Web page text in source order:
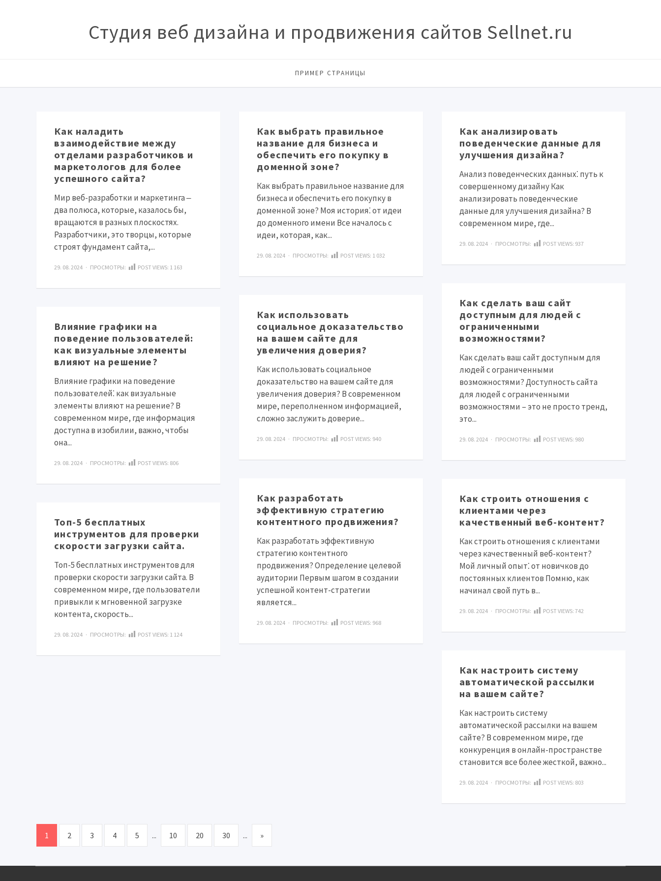
Студия веб дизайна и продвижения сайтов Sellnet.ru
ПРИМЕР СТРАНИЦЫ
Как наладить
взаимодействие между
отделами разработчиков и
маркетологов для более
успешного сайта?
Мир веб-разработки и маркетинга ‒
два полюса, которые, казалось бы,
вращаются в разных плоскостях.
Разработчики, это творцы, которые
строят фундамент сайта,...
29. 08. 2024 · ПРОСМОТРЫ: POST VIEWS: 1 163
Как выбрать правильное
название для бизнеса и
обеспечить его покупку в
доменной зоне?
Как выбрать правильное название для
бизнеса и обеспечить его покупку в
доменной зоне? Моя история⁚ от идеи
до доменного имени Все началось с
идеи, которая, как...
29. 08. 2024 · ПРОСМОТРЫ: POST VIEWS: 1 032
Как анализировать
поведенческие данные для
улучшения дизайна?
Анализ поведенческих данных⁚ путь к
совершенному дизайну Как
анализировать поведенческие
данные для улучшения дизайна? В
современном мире, где...
29. 08. 2024 · ПРОСМОТРЫ: POST VIEWS: 937
Как сделать ваш сайт
доступным для людей с
ограниченными
возможностями?
Как сделать ваш сайт доступным для
людей с ограниченными
возможностями? Доступность сайта
для людей с ограниченными
возможностями – это не просто тренд,
это...
29. 08. 2024 · ПРОСМОТРЫ: POST VIEWS: 980
Как использовать
социальное доказательство
на вашем сайте для
увеличения доверия?
Как использовать социальное
доказательство на вашем сайте для
увеличения доверия? В современном
мире, переполненном информацией,
сложно заслужить доверие...
29. 08. 2024 · ПРОСМОТРЫ: POST VIEWS: 940
Влияние графики на
поведение пользователей:
как визуальные элементы
влияют на решение?
Влияние графики на поведение
пользователей⁚ как визуальные
элементы влияют на решение? В
современном мире, где информация
доступна в изобилии, важно, чтобы
она...
29. 08. 2024 · ПРОСМОТРЫ: POST VIEWS: 806
Как разработать
эффективную стратегию
контентного продвижения?
Как разработать эффективную
стратегию контентного
продвижения? Определение целевой
аудитории Первым шагом в создании
успешной контент-стратегии
является...
29. 08. 2024 · ПРОСМОТРЫ: POST VIEWS: 968
Как строить отношения с
клиентами через
качественный веб-контент?
Как строить отношения с клиентами
через качественный веб-контент?
Мой личный опыт⁚ от новичков до
постоянных клиентов Помню‚ как
начинал свой путь в...
29. 08. 2024 · ПРОСМОТРЫ: POST VIEWS: 742
Топ-5 бесплатных
инструментов для проверки
скорости загрузки сайта.
Топ-5 бесплатных инструментов для
проверки скорости загрузки сайта. В
современном мире, где пользователи
привыкли к мгновенной загрузке
контента, скорость...
29. 08. 2024 · ПРОСМОТРЫ: POST VIEWS: 1 124
Как настроить систему
автоматической рассылки
на вашем сайте?
Как настроить систему
автоматической рассылки на вашем
сайте? В современном мире, где
конкуренция в онлайн-пространстве
становится все более жесткой, важно...
29. 08. 2024 · ПРОСМОТРЫ: POST VIEWS: 803
1 2 3 4 5 ... 10 20 30 ... »